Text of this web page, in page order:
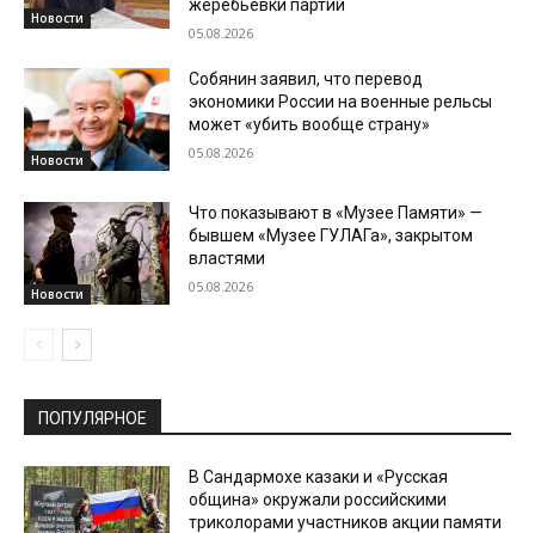
Новости
жеребьевки партий
05.08.2026
Новости
Собянин заявил, что перевод
экономики России на военные рельсы
может «убить вообще страну»
05.08.2026
Новости
Что показывают в «Музее Памяти» —
бывшем «Музее ГУЛАГа», закрытом
властями
05.08.2026
ПОПУЛЯРНОЕ
В Сандармохе казаки и «Русская
община» окружали российскими
триколорами участников акции памяти